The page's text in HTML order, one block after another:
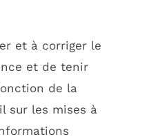
et à corriger le
et de tenir
de la
sur les mises à